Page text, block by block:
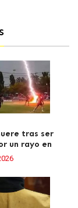
tras ser
un rayo en